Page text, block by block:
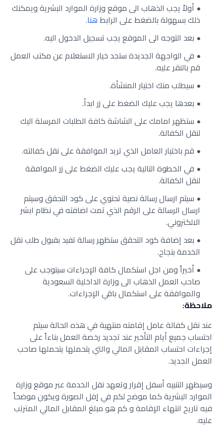
أولاً يجب الذهاب الى موقع وزارة الموارد البشرية ويمكنك
ذلك بسهولة بالضغط على الرابطهنا.
بعد التوجه الى الموقع يجب تسجيل الدخول اليه.
في الواجهة الجديدة ستجد خيار الاستعلام عن مكتب العمل
قم بالنقر عليه.
سيطلب منك اختيار المنشأة.
بعدها يجب عليك الضغط على زر ابدأ.
ستظهر امامك على الشاشة كافة الطلبات المرسلة اليك
لنقل الكفالة.
قم باختيار العامل الذي تريد الموافقة على نقل كفالته.
في الخطوة التالية يجب عليك الضغط على زر الموافقة
لنقل الكفالة.
سيتم ارسال رسالة نصية تحتوي على كود التحقق وسيتم
ارسال الرسالة على الرقم الذي تمت اضافته في نظام ابشر
الالكتروني.
بعد إضافة كود التحقق ستظهر رسالة تفيد بقبول طلب نقل
الخدمة بنجاح.
أخيراً ومن اجل استكمال كافة الإجراءات سيتوجب على
صاحب العمل الذهاب الى وزارة الداخلية السعودية
والموافقة على استكمال باقي الإجراءات.
ملاحظة:
عند نقل كفالة عامل إقامته منتهية في هذه الحالة سيتم
احتساب جميع أيام التأخير عند تجديد رخصة العمل بناءاً على
إجراءات احتساب المقابل المالي والتي يتحملها يتحملها صاحب
العمل الجديد.
وسيظهر التنبيه أسفل إقرار وتعهد نقل الخدمة عبر موقع وزارة
الموارد البشرية كما موضح لكم في اٍفل الصورةويكون موضحاً
فيه تاريخ انتهاء الإقامةو كم هو مبلغ المقابل المالي المترتب
عليه.